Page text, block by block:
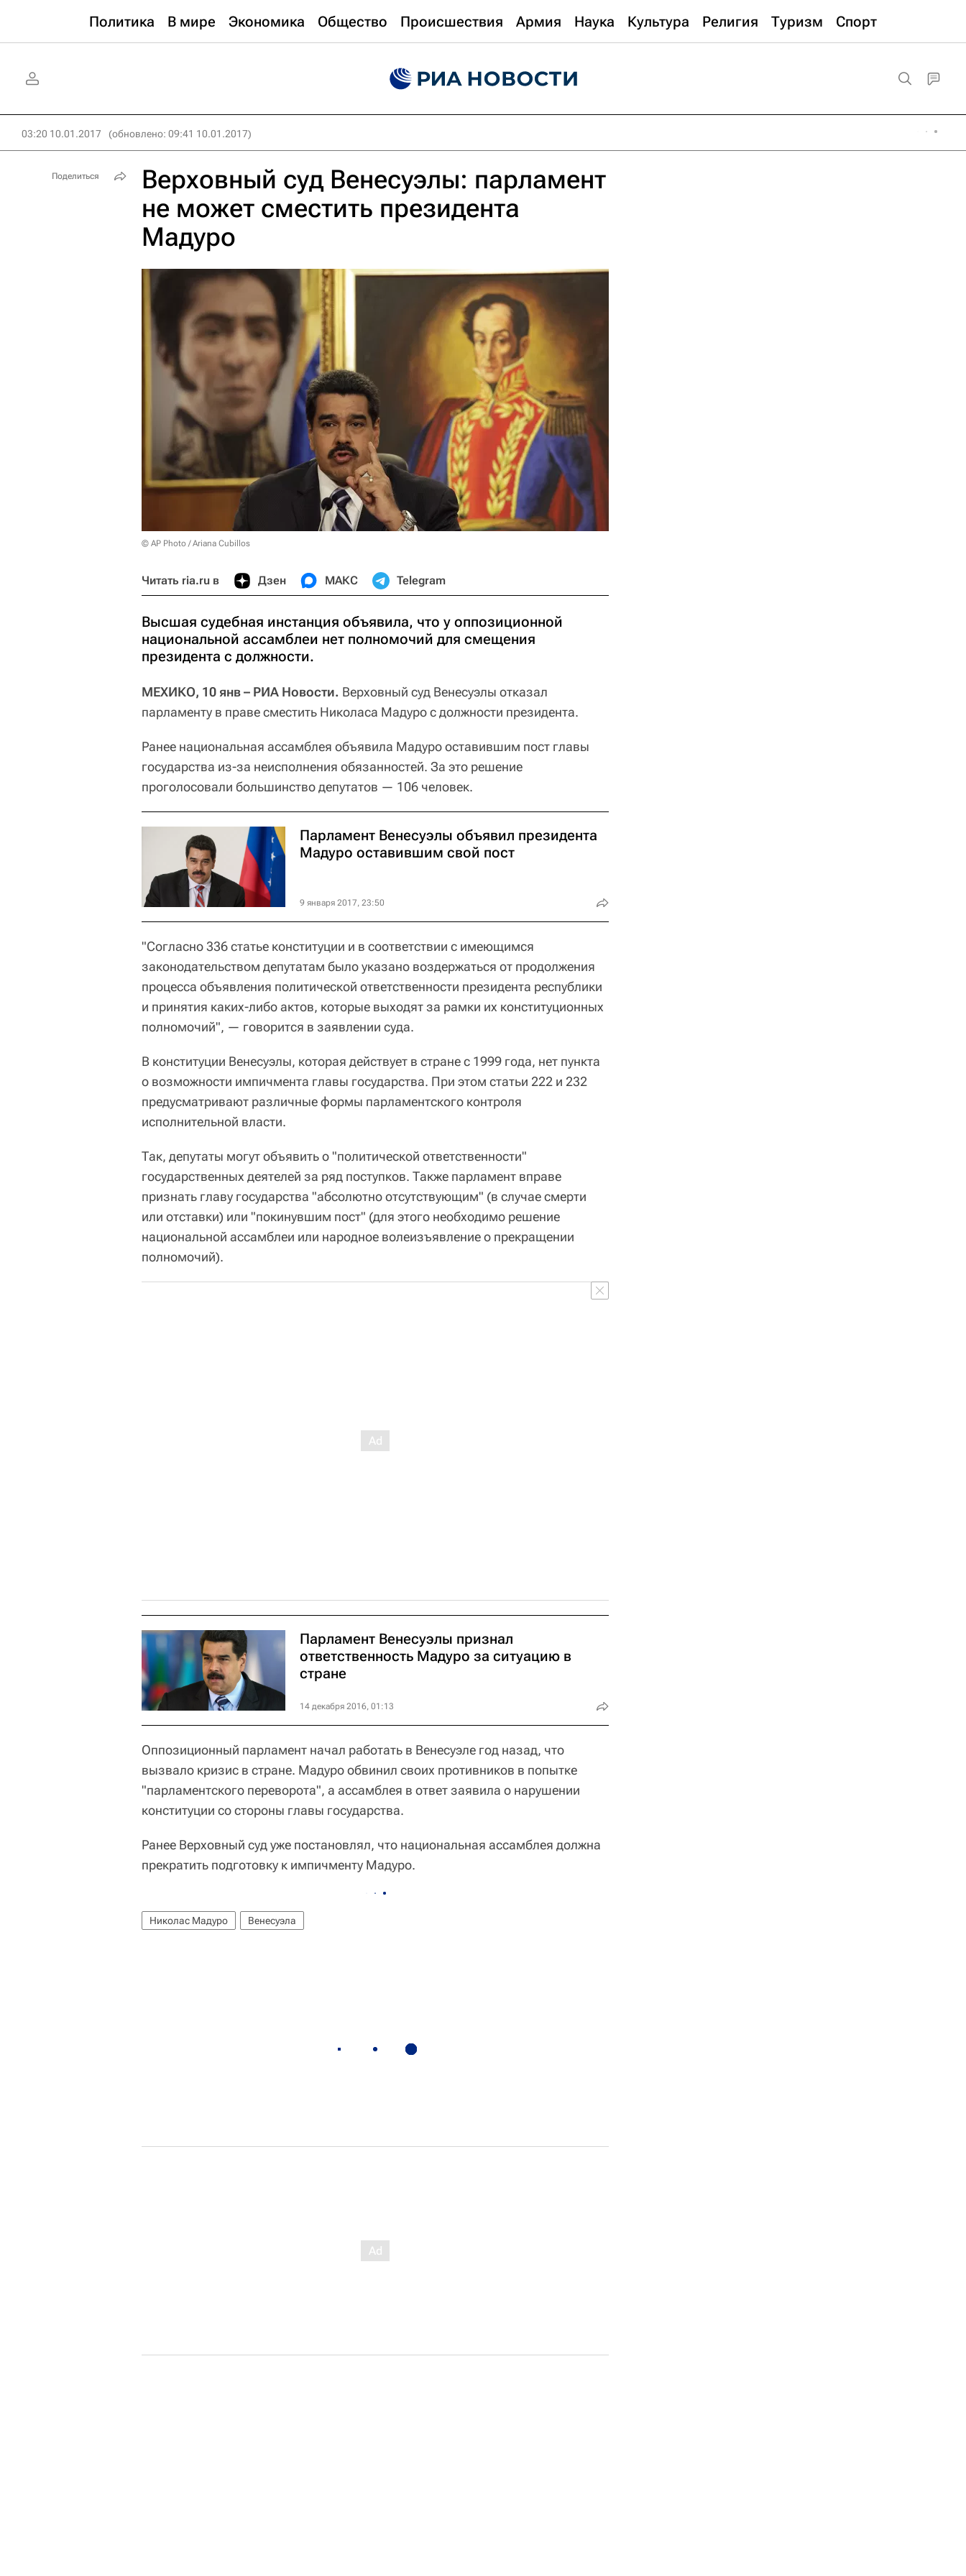
Политика В мире Экономика Общество Происшествия Армия Наука Культура Религия Туризм Спорт
03:20 10.01.2017 (обновлено: 09:41 10.01.2017)
Верховный суд Венесуэлы: парламент
не может сместить президента
Мадуро
© AP Photo / Ariana Cubillos
Читать ria.ru в Дзен МАКС Telegram
Высшая судебная инстанция объявила, что у оппозиционной
национальной ассамблеи нет полномочий для смещения
президента с должности.
МЕХИКО, 10 янв – РИА Новости. Верховный суд Венесуэлы отказал
парламенту в праве сместить Николаса Мадуро с должности президента.
Ранее национальная ассамблея объявила Мадуро оставившим пост главы
государства из-за неисполнения обязанностей. За это решение
проголосовали большинство депутатов — 106 человек.
Парламент Венесуэлы объявил президента
Мадуро оставившим свой пост
9 января 2017, 23:50
"Согласно 336 статье конституции и в соответствии с имеющимся
законодательством депутатам было указано воздержаться от продолжения
процесса объявления политической ответственности президента республики
и принятия каких-либо актов, которые выходят за рамки их конституционных
полномочий", — говорится в заявлении суда.
В конституции Венесуэлы, которая действует в стране с 1999 года, нет пункта
о возможности импичмента главы государства. При этом статьи 222 и 232
предусматривают различные формы парламентского контроля
исполнительной власти.
Так, депутаты могут объявить о "политической ответственности"
государственных деятелей за ряд поступков. Также парламент вправе
признать главу государства "абсолютно отсутствующим" (в случае смерти
или отставки) или "покинувшим пост" (для этого необходимо решение
национальной ассамблеи или народное волеизъявление о прекращении
полномочий).
Парламент Венесуэлы признал
ответственность Мадуро за ситуацию в
стране
14 декабря 2016, 01:13
Оппозиционный парламент начал работать в Венесуэле год назад, что
вызвало кризис в стране. Мадуро обвинил своих противников в попытке
"парламентского переворота", а ассамблея в ответ заявила о нарушении
конституции со стороны главы государства.
Ранее Верховный суд уже постановлял, что национальная ассамблея должна
прекратить подготовку к импичменту Мадуро.
Николас Мадуро Венесуэла
Поделиться